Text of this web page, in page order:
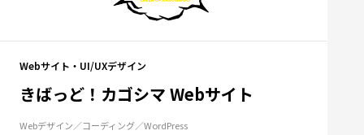
Webサイト・UI/UXデザイン
きばっど！カゴシマ Webサイト
Webデザイン コーディング WordPress